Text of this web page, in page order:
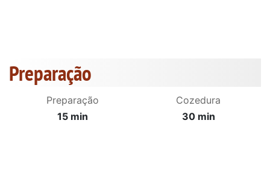
Preparação
Preparação
15 min
Cozedura
30 min